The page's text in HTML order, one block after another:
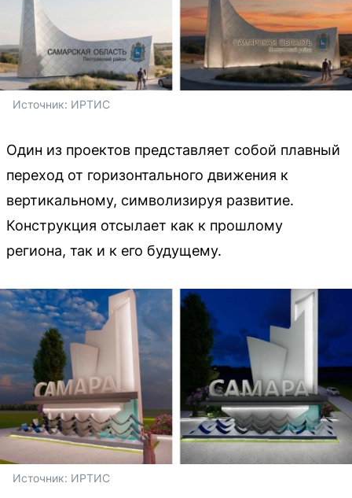
Источник: ИРТИС
Один из проектов представляет собой плавный
переход от горизонтального движения к
вертикальному, символизируя развитие.
Конструкция отсылает как к прошлому
региона, так и к его будущему.
Источник: ИРТИС